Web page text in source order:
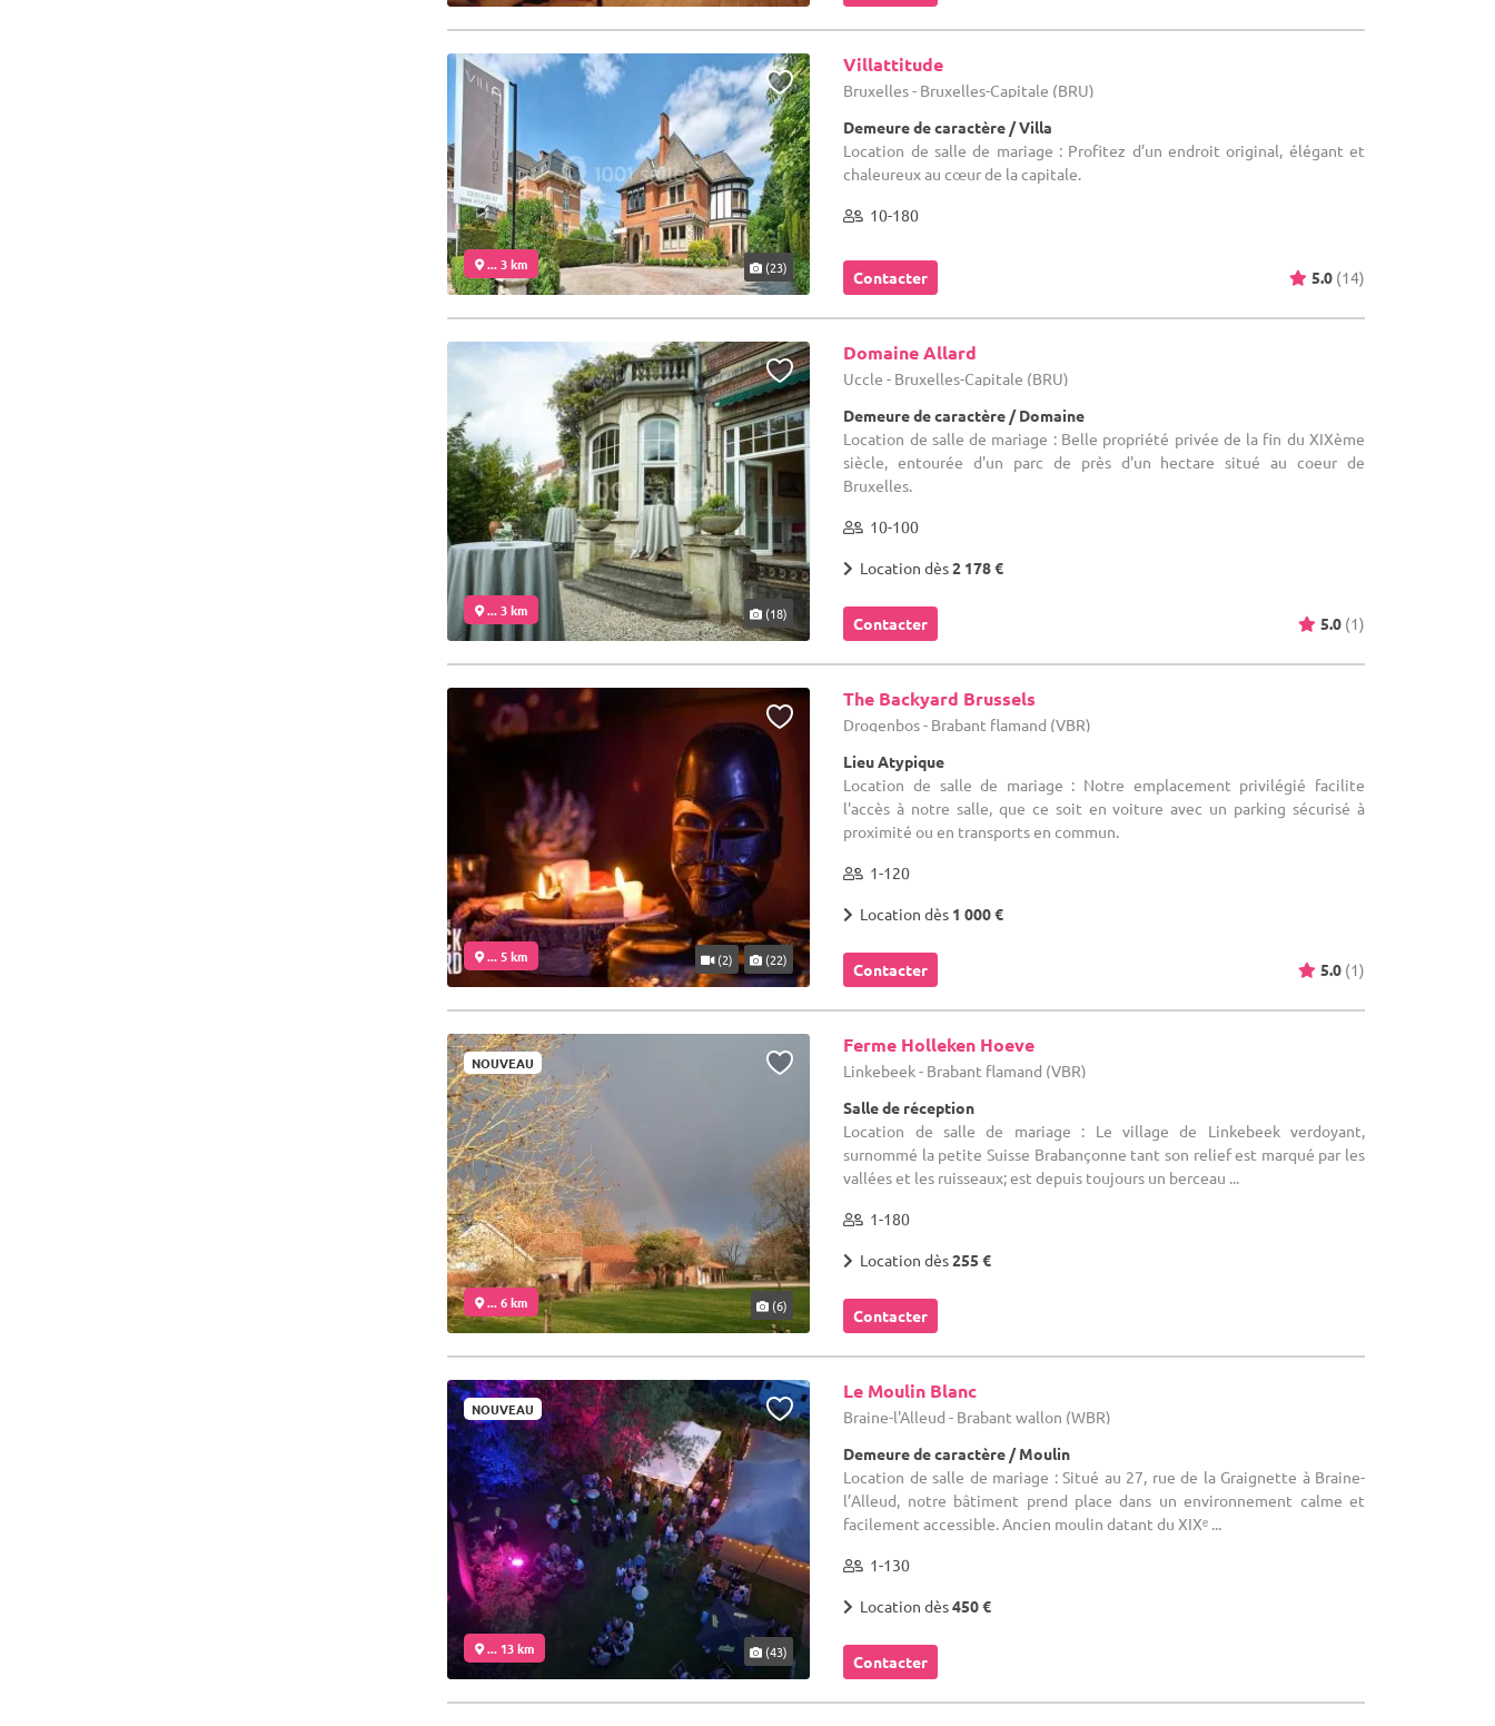
... 3 km (23)
Villattitude
Bruxelles - Bruxelles-Capitale (BRU)
Demeure de caractère / Villa
Location de salle de mariage : Profitez d’un endroit original, élégant et
chaleureux au cœur de la capitale.
10-180
Contacter 5.0 (14)
... 3 km (18)
Domaine Allard
Uccle - Bruxelles-Capitale (BRU)
Demeure de caractère / Domaine
Location de salle de mariage : Belle propriété privée de la fin du XIXème
siècle, entourée d'un parc de près d'un hectare situé au coeur de
Bruxelles.
10-100
Location dès2 178 €
Contacter 5.0 (1)
... 5 km (2) (22)
The Backyard Brussels
Drogenbos - Brabant flamand (VBR)
Lieu Atypique
Location de salle de mariage : Notre emplacement privilégié facilite
l'accès à notre salle, que ce soit en voiture avec un parking sécurisé à
proximité ou en transports en commun.
1-120
Location dès 1 000 €
Contacter 5.0 (1)
NOUVEAU
... 6 km (6)
Ferme Holleken Hoeve
Linkebeek - Brabant flamand (VBR)
Salle de réception
Location de salle de mariage : Le village de Linkebeek verdoyant,
surnommé la petite Suisse Brabançonne tant son relief est marqué par les
vallées et les ruisseaux; est depuis toujours un berceau ...
1-180
Location dès255 €
Contacter
NOUVEAU
... 13 km (43)
Le Moulin Blanc
Braine-l'Alleud - Brabant wallon (WBR)
Demeure de caractère / Moulin
Location de salle de mariage : Situé au 27, rue de la Graignette à Braine-
l’Alleud, notre bâtiment prend place dans un environnement calme et
facilement accessible. Ancien moulin datant du XIXᵉ ...
1-130
Location dès450 €
Contacter